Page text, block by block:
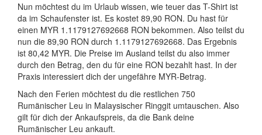
Nun möchtest du im Urlaub wissen, wie teuer das T-Shirt ist
da im Schaufenster ist. Es kostet 89,90 RON. Du hast für
einen MYR 1.1179127692668 RON bekommen. Also teilst du
nun die 89,90 RON durch 1.1179127692668. Das Ergebnis
ist 80,42 MYR. Die Preise im Ausland teilst du also immer
durch den Betrag, den du für eine RON bezahlt hast. In der
Praxis interessiert dich der ungefähre MYR-Betrag.
Nach den Ferien möchtest du die restlichen 750
Rumänischer Leu in Malaysischer Ringgit umtauschen. Also
gilt für dich der Ankaufspreis, da die Bank deine
Rumänischer Leu ankauft.